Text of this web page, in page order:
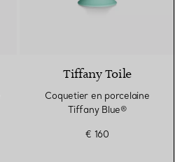
Tiffany Toile
Coquetier en porcelaine
Tiffany Blue®
€ 160